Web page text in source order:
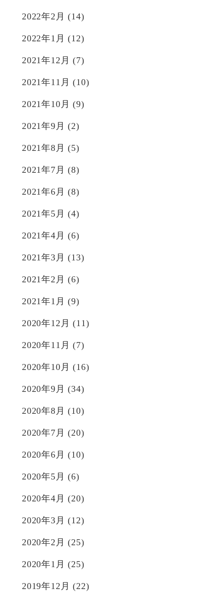
2022年2月 (14)
2022年1月 (12)
2021年12月 (7)
2021年11月 (10)
2021年10月 (9)
2021年9月 (2)
2021年8月 (5)
2021年7月 (8)
2021年6月 (8)
2021年5月 (4)
2021年4月 (6)
2021年3月 (13)
2021年2月 (6)
2021年1月 (9)
2020年12月 (11)
2020年11月 (7)
2020年10月 (16)
2020年9月 (34)
2020年8月 (10)
2020年7月 (20)
2020年6月 (10)
2020年5月 (6)
2020年4月 (20)
2020年3月 (12)
2020年2月 (25)
2020年1月 (25)
2019年12月 (22)